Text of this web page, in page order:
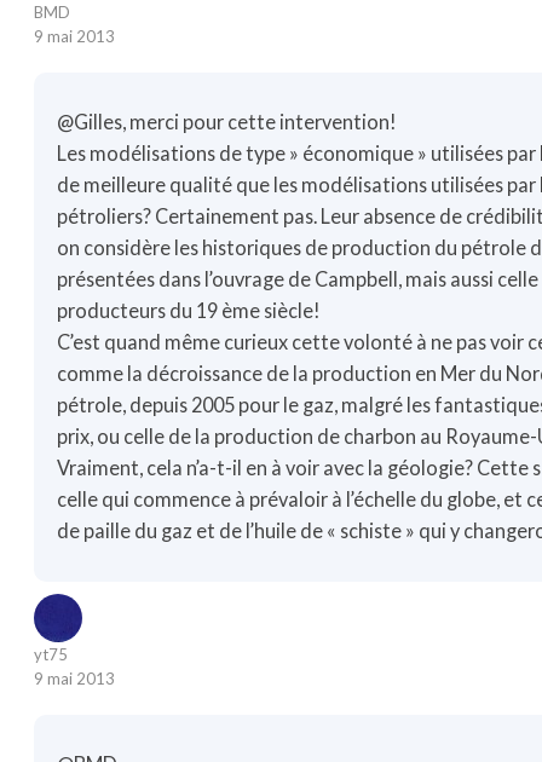
BMD
9 mai 2013
@Gilles, merci pour cette intervention!
Les modélisations de type » économique » utilisées
de meilleure qualité que les modélisations utilisées par
pétroliers? Certainement pas. Leur absence de
on considère les historiques de production du pétrole
présentées dans l’ouvrage de Campbell, mais aussi
producteurs du 19 ème siècle!
C’est quand même curieux cette volonté à ne pas voir
comme la décroissance de la production en Mer du
pétrole, depuis 2005 pour le gaz, malgré les
prix, ou celle de la production de charbon au
Vraiment, cela n’a-t-il en à voir avec la géologie?
celle qui commence à prévaloir à l’échelle du globe, et
de paille du gaz et de l’huile de « schiste » qui y
yt75
9 mai 2013